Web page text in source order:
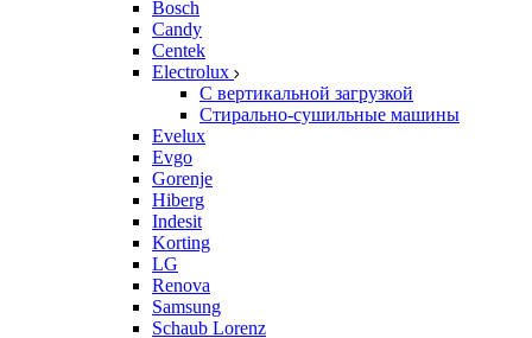
Bosch
Candy
Centek
Electrolux
С вертикальной загрузкой
Стирально-сушильные машины
Evelux
Evgo
Gorenje
Hiberg
Indesit
Korting
LG
Renova
Samsung
Schaub Lorenz